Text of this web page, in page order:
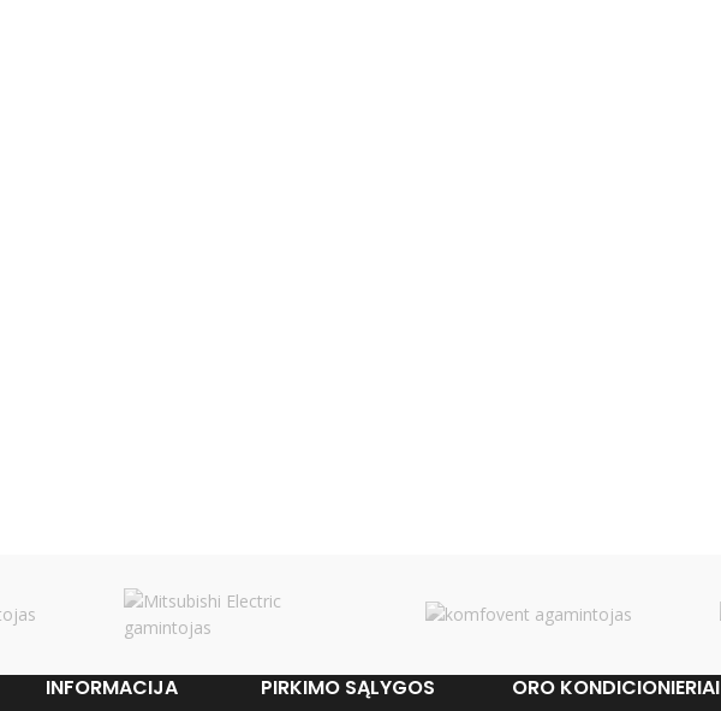
INFORMACIJA PIRKIMO SĄLYGOS ORO KONDICIONIERIAI